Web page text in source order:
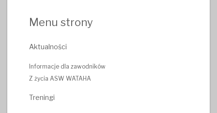
Menu strony
Aktualności
Informacje dla zawodników
Z życia ASW WATAHA
Treningi